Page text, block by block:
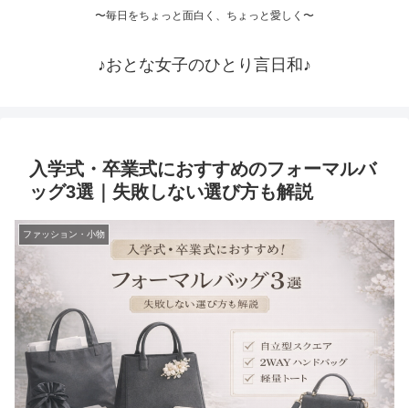
〜毎日をちょっと面白く、ちょっと愛しく〜
♪おとな女子のひとり言日和♪
入学式・卒業式におすすめのフォーマルバ
ッグ3選｜失敗しない選び方も解説
ファッション・小物